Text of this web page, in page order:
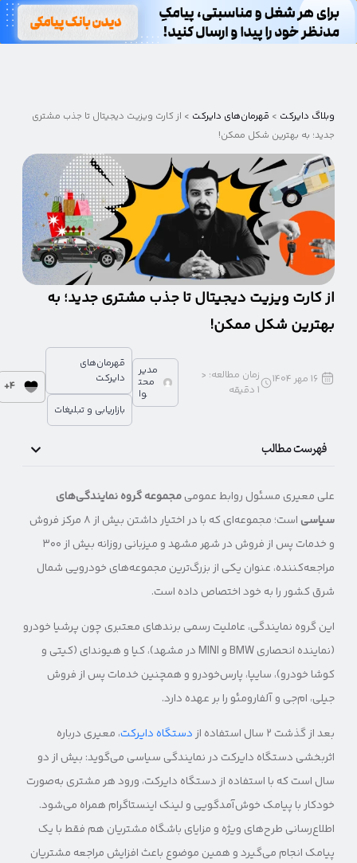
وبلاگدایرکت
وبلاگ دایرکت> قهرمان‌های دایرکت> از کارت ویزیت دیجیتال تا جذب مشتری
جدید؛ به بهترین شکل ممکن!
از کارت ویزیت دیجیتال تا جذب مشتری جدید؛ به
بهترین شکل ممکن!
مدیر
محت
وا
قهرمان‌های
دایرکت
بازاریابی و تبلیغات
4+ 16 مهر 1404 زمان مطالعه: <
1 دقیقه
فهرست مطالب
علی معیری مسئول روابط عمومیمجموعه گروه نمایندگی‌های
سیاسی
است؛ مجموعه‌ای که با در اختیار داشتن بیش از ۸ مرکز فروش
و خدمات پس از فروش در شهر مشهد و میزبانی روزانه بیش از ۳۰۰
مراجعه‌کننده، عنوان یکی از بزرگ‌ترین مجموعه‌های خودرویی شمال
شرق کشور را به خود اختصاص داده است.
این گروه نمایندگی‌، عاملیت رسمی برندهای معتبری چون پرشیا خودرو
(نماینده انحصاری BMW و MINI در مشهد)، کیا و هیوندای (کیتی و
کوشا خودرو)، سایپا، پارس‌خودرو و همچنین خدمات پس از فروش
جیلی، ام‌جی و آلفارومئو را بر عهده دارد.
بعد از گذشت ۲ سال استفاده از
دستگاه دایرکت، معیری درباره
اثربخشی دستگاه دایرکت در نمایندگی سیاسی می‌گوید: بیش از دو
سال است که با استفاده از دستگاه دایرکت، ورود هر مشتری به‌صورت
خودکار با پیامک خوش‌آمدگویی و لینک اینستاگرام همراه می‌شود.
اطلاع‌رسانی طرح‌های ویژه و مزایای باشگاه مشتریان هم فقط با یک
پیامک انجام می‌گیرد و همین موضوع باعث افزایش مراجعه مشتریان